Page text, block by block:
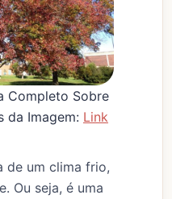
Completo Sobre
da Imagem: Link
de um clima frio,
Ou seja, é uma